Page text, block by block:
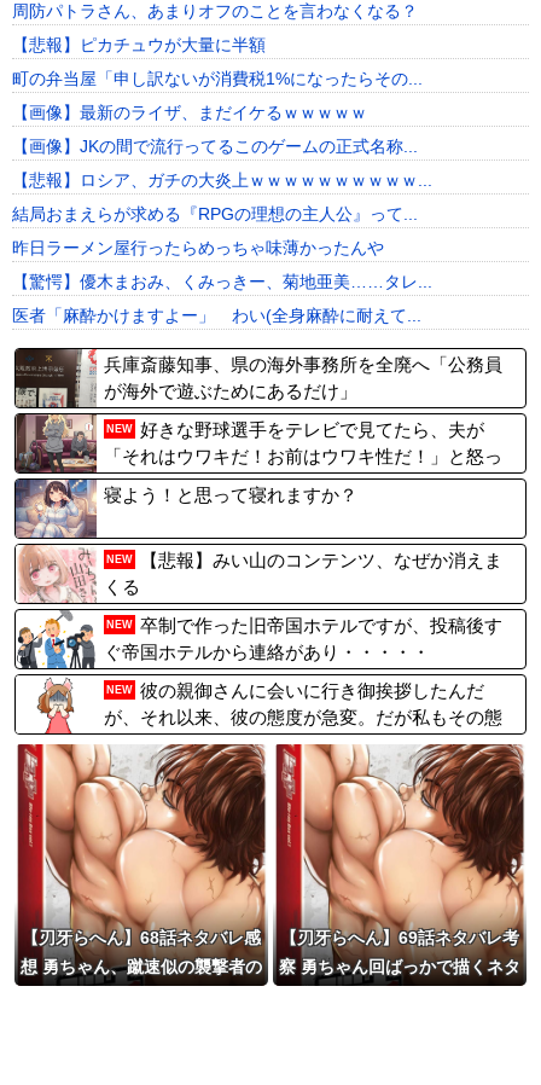
周防パトラさん、あまりオフのことを言わなくなる？
【悲報】ピカチュウが大量に半額
町の弁当屋「申し訳ないが消費税1%になったらその...
【画像】最新のライザ、まだイケるｗｗｗｗｗ
【画像】JKの間で流行ってるこのゲームの正式名称...
【悲報】ロシア、ガチの大炎上ｗｗｗｗｗｗｗｗｗｗ...
結局おまえらが求める『RPGの理想の主人公』って...
昨日ラーメン屋行ったらめっちゃ味薄かったんや
【驚愕】優木まおみ、くみっきー、菊地亜美……タレ...
医者「麻酔かけますよー」 わい(全身麻酔に耐えて...
兵庫斎藤知事、県の海外事務所を全廃へ「公務員
が海外で遊ぶためにあるだけ」
NEW 好きな野球選手をテレビで見てたら、夫が
「それはウワキだ！お前はウワキ性だ！」と怒っ
て面倒くさい
寝よう！と思って寝れますか？
NEW
【悲報】みい山のコンテンツ、なぜか消えま
くる
NEW 卒制で作った旧帝国ホテルですが、投稿後す
ぐ帝国ホテルから連絡があり・・・・・
NEW 彼の親御さんに会いに行き御挨拶したんだ
が、それ以来、彼の態度が急変。だが私もその態
度にブチギレ、「おまえは何様だゴラァァ
ァ！！！」と怒鳴りつけて叩き出した。
【刃牙らへん】68話ネタバレ感
想 勇ちゃん、蹴速似の襲撃者の
【刃牙らへん】69話ネタバレ考
察 勇ちゃん回ばっかで描くネタ